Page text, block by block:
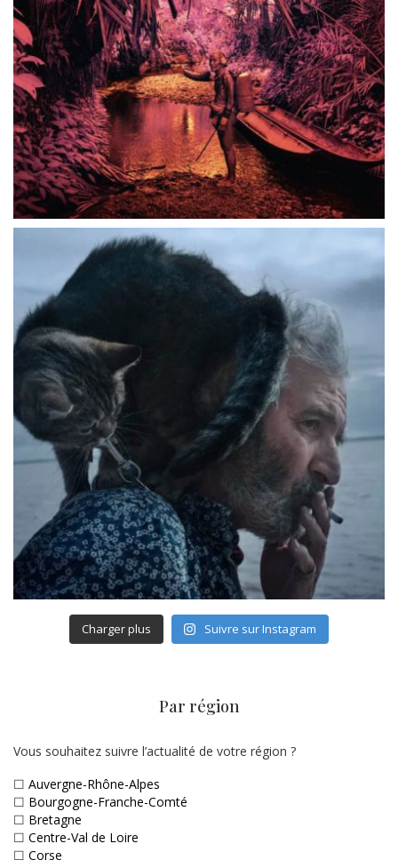
Charger plus Suivre sur Instagram
Par région
Vous souhaitez suivre l’actualité de votre région ?
☐ Auvergne-Rhône-Alpes
☐ Bourgogne-Franche-Comté
☐ Bretagne
☐ Centre-Val de Loire
☐ Corse